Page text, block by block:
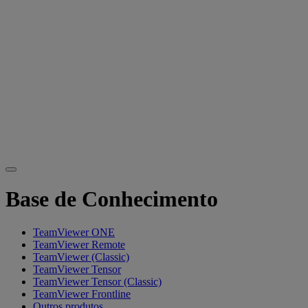
Base de Conhecimento
TeamViewer ONE
TeamViewer Remote
TeamViewer (Classic)
TeamViewer Tensor
TeamViewer Tensor (Classic)
TeamViewer Frontline